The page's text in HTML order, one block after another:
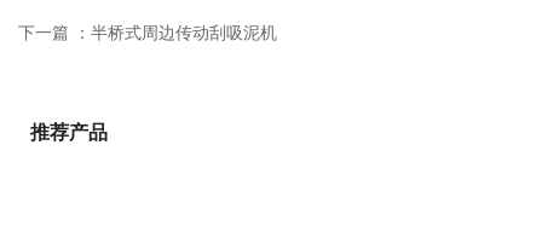
下一篇 ： 半桥式周边传动刮吸泥机
推荐产品